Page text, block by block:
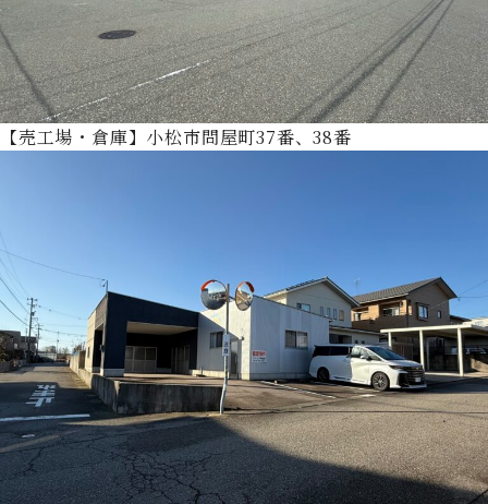
【売工場・倉庫】小松市問屋町37番、38番